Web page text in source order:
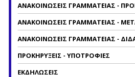
ΑΝΑΚΟΙΝΩΣΕΙΣ ΓΡΑΜΜΑΤΕΙΑΣ -
ΑΝΑΚΟΙΝΩΣΕΙΣ ΓΡΑΜΜΑΤΕΙΑΣ -
ΑΝΑΚΟΙΝΩΣΕΙΣ ΓΡΑΜΜΑΤΕΙΑΣ -
ΠΡΟΚΗΡΥΞΕΙΣ - ΥΠΟΤΡΟΦΙΕΣ
ΕΚΔΗΛΩΣΕΙΣ